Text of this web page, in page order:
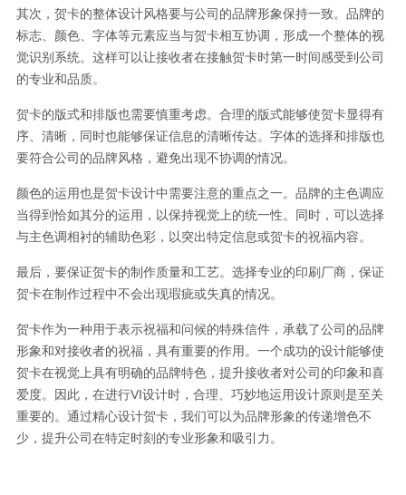
其次，贺卡的整体设计风格要与公司的品牌形象保持一致。品牌的
标志、颜色、字体等元素应当与贺卡相互协调，形成一个整体的视
觉识别系统。这样可以让接收者在接触贺卡时第一时间感受到公司
的专业和品质。
贺卡的版式和排版也需要慎重考虑。合理的版式能够使贺卡显得有
序、清晰，同时也能够保证信息的清晰传达。字体的选择和排版也
要符合公司的品牌风格，避免出现不协调的情况。
颜色的运用也是贺卡设计中需要注意的重点之一。品牌的主色调应
当得到恰如其分的运用，以保持视觉上的统一性。同时，可以选择
与主色调相衬的辅助色彩，以突出特定信息或贺卡的祝福内容。
最后，要保证贺卡的制作质量和工艺。选择专业的印刷厂商，保证
贺卡在制作过程中不会出现瑕疵或失真的情况。
贺卡作为一种用于表示祝福和问候的特殊信件，承载了公司的品牌
形象和对接收者的祝福，具有重要的作用。一个成功的设计能够使
贺卡在视觉上具有明确的品牌特色，提升接收者对公司的印象和喜
爱度。因此，在进行VI设计时，合理、巧妙地运用设计原则是至关
重要的。通过精心设计贺卡，我们可以为品牌形象的传递增色不
少，提升公司在特定时刻的专业形象和吸引力。